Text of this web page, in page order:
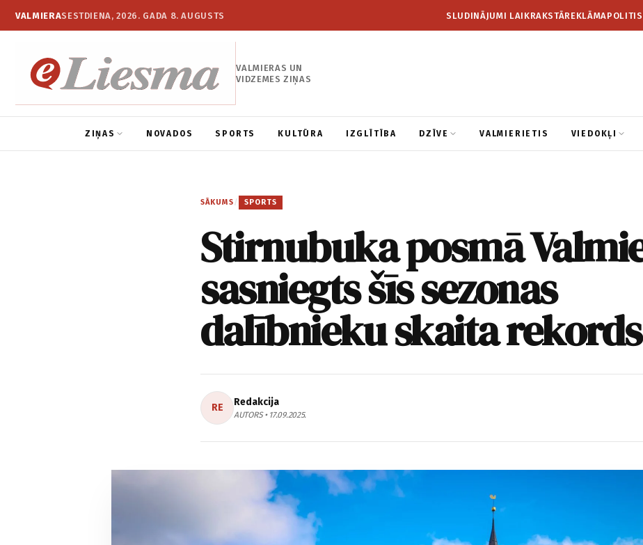
VALMIERASESTDIENA, 2026. GADA 8. AUGUSTS SLUDINĀJUMI LAIKRAKSTĀREKLĀMA
VALMIERAS UN
VIDZEMES ZIŅAS
ZIŅAS NOVADOS SPORTS KULTŪRA IZGLĪTĪBA DZĪVE VALMIERIETIS VIEDOKĻI
SĀKUMS / SPORTS
Stirnubuka posmā
sasniegts šīs sezonas
dalībnieku skaita rekords
RE Redakcija
AUTORS • 17.09.2025.